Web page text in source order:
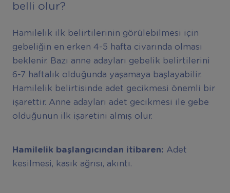
belli olur?
Hamilelik ilk belirtilerinin görülebilmesi için
gebeliğin en erken 4-5 hafta civarında olması
beklenir. Bazı anne adayları gebelik belirtilerini
6-7 haftalık olduğunda yaşamaya başlayabilir.
Hamilelik belirtisinde adet gecikmesi önemli bir
işarettir. Anne adayları adet gecikmesi ile gebe
olduğunun ilk işaretini almış olur.
Hamilelik başlangıcından itibaren: Adet
kesilmesi, kasık ağrısı, akıntı.